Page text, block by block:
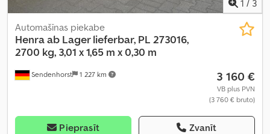
1 / 3
Sendenhorst 1 227 km
Automašīnas piekabe
Henraab Lager lieferbar, PL 273016,
2700 kg, 3,01 x 1,65 m x 0,30 m
3 160 €
VB plus PVN
(3 760 € bruto)
Pieprasīt Zvanīt